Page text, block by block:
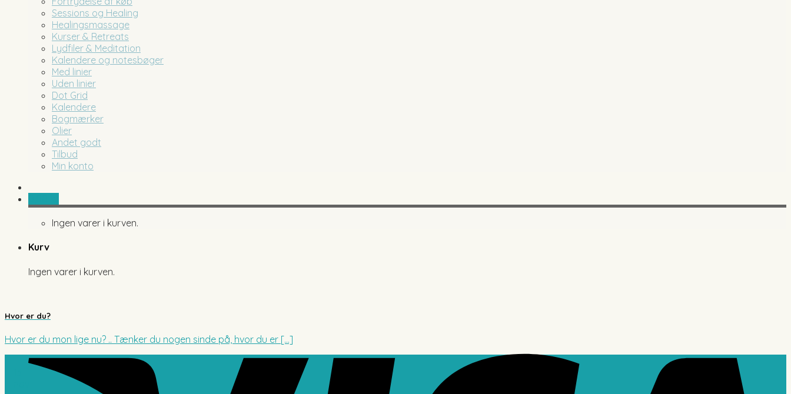
Sessions og Healing
Healingsmassage
Kurser & Retreats
Lydfiler & Meditation
Kalendere og notesbøger
Med linier
Uden linier
Dot Grid
Kalendere
Bogmærker
Olier
Andet godt
Tilbud
Min konto
Ingen varer i kurven.
Kurv
Ingen varer i kurven.
Hvor er du?
Hvor er du mon lige nu? .. Tænker du nogen sinde på, hvor du er [...]